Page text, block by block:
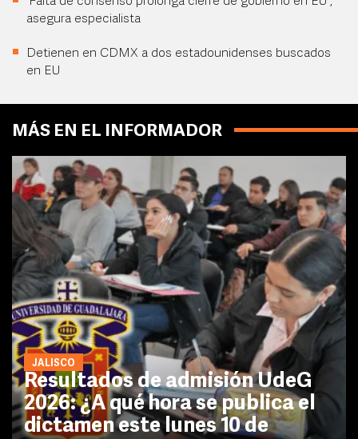
asegura especialista
Detienen en CDMX a dos estadounidenses buscados
en EU
MÁS EN EL INFORMADOR
JALISCO
Resultados de admisión UdeG
2026: ¿A qué hora se publica el
dictamen este lunes 10 de